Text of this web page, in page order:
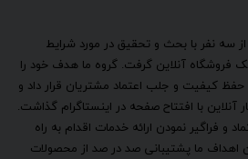
ما متشکل از سه نفر با بحث و تحقیق در مورد شرایط
فروشگاه آنلاین گرفت. گروه ما هدف خود را
کیفیت و جلب اعتماد مشتریان قرار داد و
با افتتاح صفحه در اینستاگرام گذاشت.
فراگیر نمودن ارائه خدمات اقدام به راه
اهداف ما پشتیبانی صد در صد از محصولات